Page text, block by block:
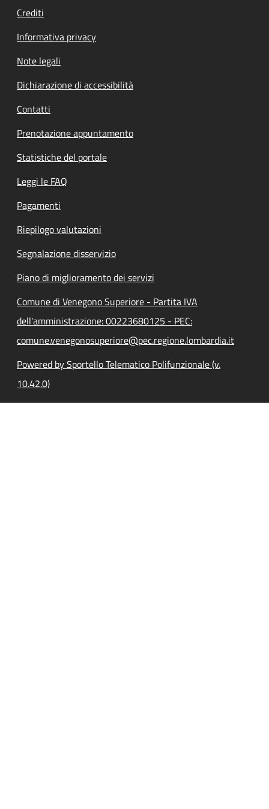
Crediti
Informativa privacy
Note legali
Dichiarazione di accessibilità
Contatti
Prenotazione appuntamento
Statistiche del portale
Leggi le FAQ
Pagamenti
Riepilogo valutazioni
Segnalazione disservizio
Piano di miglioramento dei servizi
Comune di Venegono Superiore - Partita IVA
dell'amministrazione: 00223680125 - PEC:
comune.venegonosuperiore@pec.regione.lombardia.it
Powered by Sportello Telematico Polifunzionale (v.
10.42.0)